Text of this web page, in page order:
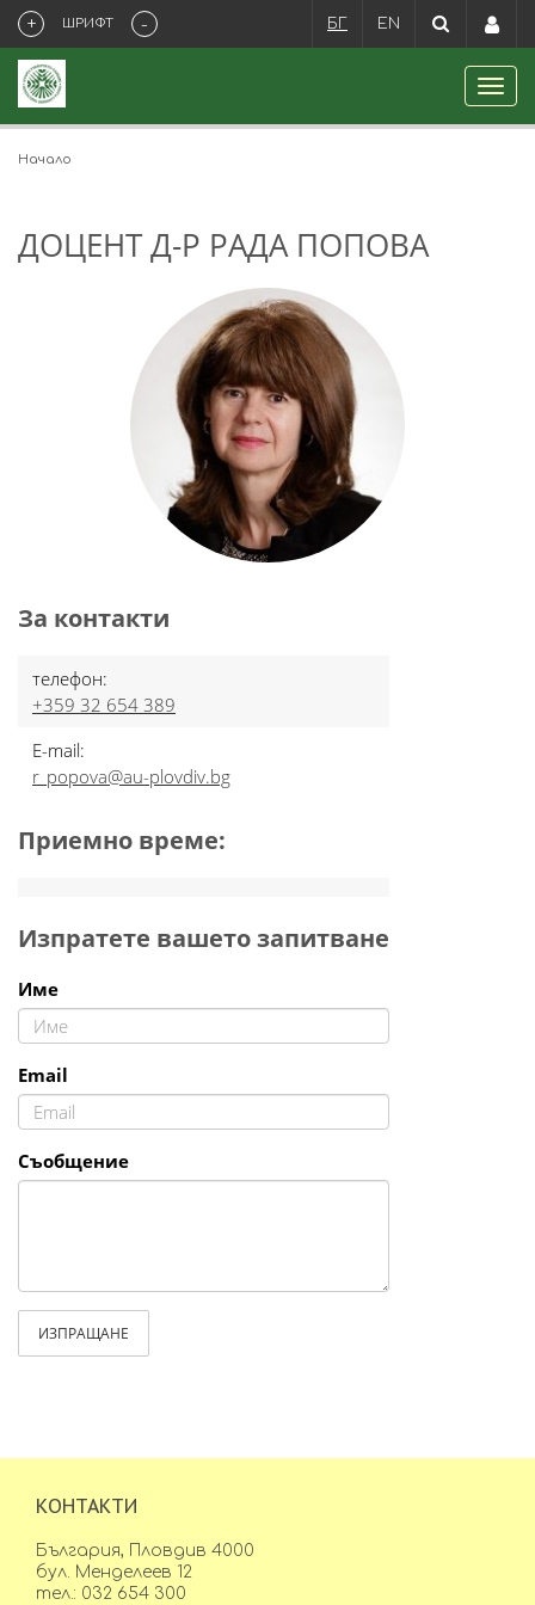
+ ШРИФТ - БГ EN
Начало
ДОЦЕНТ Д-Р РАДА ПОПОВА
За контакти
телефон:
+359 32 654 389
E-mail:
r_popova@au-plovdiv.bg
Приемно време:
Изпратете вашето запитване
Име
Email
Съобщение
ИЗПРАЩАНЕ
КОНТАКТИ
България, Пловдив 4000
бул. Менделеев 12
тел.: 032 654 300